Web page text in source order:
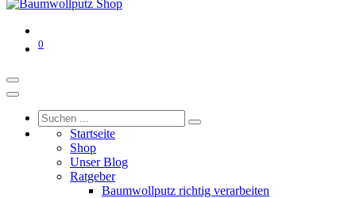
0
Startseite
Shop
Unser Blog
Ratgeber
Baumwollputz richtig verarbeiten